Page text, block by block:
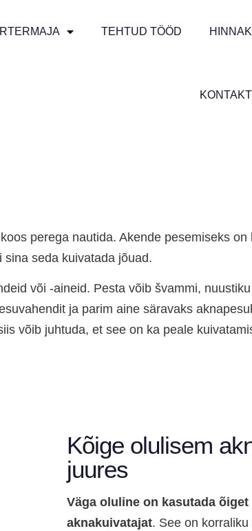
TEHTUD TÖÖD
KONTAKT
perega nautida. Akende pesemiseks on
seda kuivatada jõuad.
või -aineid. Pesta võib švammi,
ja parim aine säravaks
võib juhtuda, et see on ka peale
Kõige olulisem
juures
Väga oluline on kasutada õiget
aknakuivatajat. See on korraliku